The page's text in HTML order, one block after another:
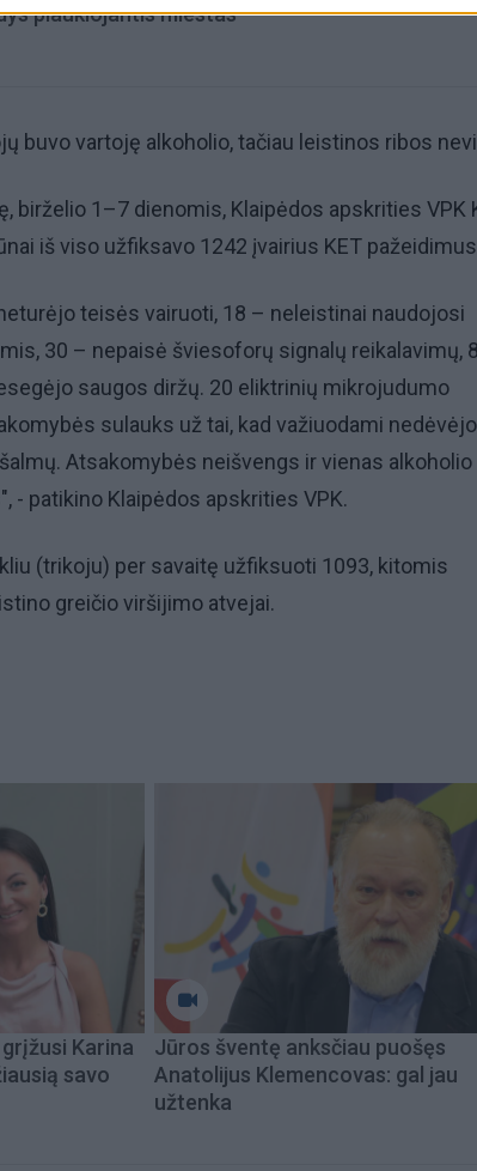
plaukiojantis miestas
buvo vartoję alkoholio, tačiau leistinos ribos
birželio 1–7 dienomis, Klaipėdos apskrities VPK
iš viso užfiksavo 1242 įvairius KET
teisės vairuoti, 18 – neleistinai naudojosi
30 – nepaisė šviesoforų signalų reikalavimų,
saugos diržų. 20 eliktrinių mikrojudumo
sulauks už tai, kad važiuodami nedėvėjo
Atsakomybės neišvengs ir vienas alkoholio
- patikino Klaipėdos apskrities VPK.
(trikoju) per savaitę užfiksuoti 1093, kitomis
greičio viršijimo atvejai.
Karina
savo
Jūros šventę anksčiau puošęs
Anatolijus Klemencovas: gal jau
užtenka